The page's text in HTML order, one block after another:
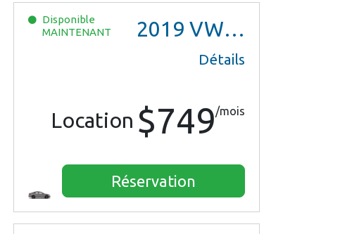
Disponible
MAINTENANT
2019 VW Jetta
Détails
Location $749/mois
Réservation